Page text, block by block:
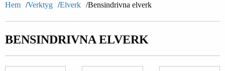
Hem Verktyg Elverk Bensindrivna elverk
BENSINDRIVNA ELVERK